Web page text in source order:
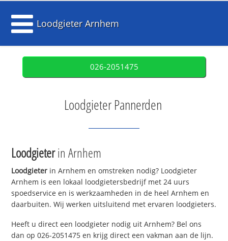
Loodgieter Arnhem
026-2051475
Loodgieter Pannerden
Loodgieterin Arnhem
Loodgieter in Arnhem en omstreken nodig? Loodgieter
Arnhem is een lokaal loodgietersbedrijf met 24 uurs
spoedservice en is werkzaamheden in de heel Arnhem en
daarbuiten. Wij werken uitsluitend met ervaren loodgieters.
Heeft u direct een loodgieter nodig uit Arnhem? Bel ons
dan op 026-2051475 en krijg direct een vakman aan de lijn.